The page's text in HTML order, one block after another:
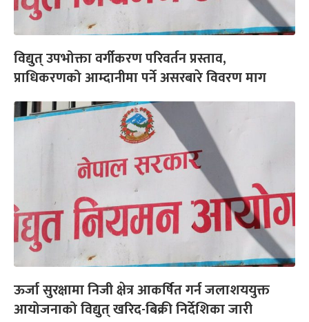
विद्युत् उपभोक्ता वर्गीकरण परिवर्तन प्रस्ताव,
प्राधिकरणको आम्दानीमा पर्ने असरबारे विवरण माग
ऊर्जा सुरक्षामा निजी क्षेत्र आकर्षित गर्न जलाशययुक्त
आयोजनाको विद्युत् खरिद-बिक्री निर्देशिका जारी